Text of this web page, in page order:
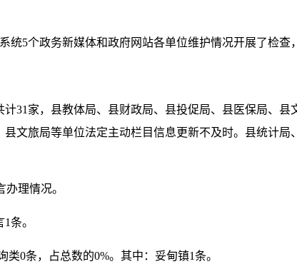
统5个政务新媒体和政府网站各单位维护情况开展了检查
31家，县教体局、县财政局、县投促局、县医保局、
文旅局等单位法定主动栏目信息更新不及时。县统计
理情况。
条。
0条，占总数的0%。其中：妥甸镇1条。